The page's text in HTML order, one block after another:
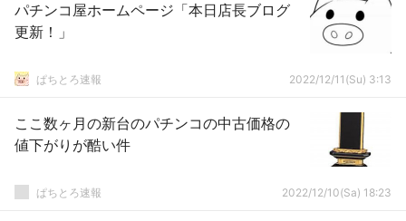
パチンコ屋ホームページ「本日店長ブログ
更新！」
ぱちとろ速報 2022/12/11(Su) 3:13
ここ数ヶ月の新台のパチンコの中古価格の
値下がりが酷い件
ぱちとろ速報 2022/12/10(Sa) 18:23